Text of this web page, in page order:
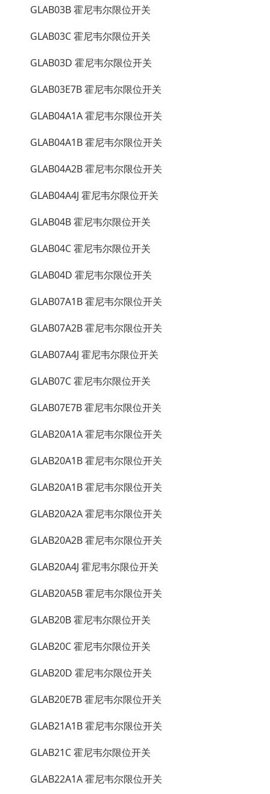
GLAB03B 霍尼韦尔限位开关
GLAB03C 霍尼韦尔限位开关
GLAB03D 霍尼韦尔限位开关
GLAB03E7B 霍尼韦尔限位开关
GLAB04A1A 霍尼韦尔限位开关
GLAB04A1B 霍尼韦尔限位开关
GLAB04A2B 霍尼韦尔限位开关
GLAB04A4J 霍尼韦尔限位开关
GLAB04B 霍尼韦尔限位开关
GLAB04C 霍尼韦尔限位开关
GLAB04D 霍尼韦尔限位开关
GLAB07A1B 霍尼韦尔限位开关
GLAB07A2B 霍尼韦尔限位开关
GLAB07A4J 霍尼韦尔限位开关
GLAB07C 霍尼韦尔限位开关
GLAB07E7B 霍尼韦尔限位开关
GLAB20A1A 霍尼韦尔限位开关
GLAB20A1B 霍尼韦尔限位开关
GLAB20A1B 霍尼韦尔限位开关
GLAB20A2A 霍尼韦尔限位开关
GLAB20A2B 霍尼韦尔限位开关
GLAB20A4J 霍尼韦尔限位开关
GLAB20A5B 霍尼韦尔限位开关
GLAB20B 霍尼韦尔限位开关
GLAB20C 霍尼韦尔限位开关
GLAB20D 霍尼韦尔限位开关
GLAB20E7B 霍尼韦尔限位开关
GLAB21A1B 霍尼韦尔限位开关
GLAB21C 霍尼韦尔限位开关
GLAB22A1A 霍尼韦尔限位开关